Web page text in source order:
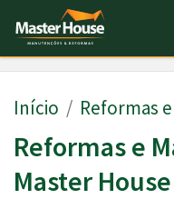
Início Reformas
Reformas e
Master